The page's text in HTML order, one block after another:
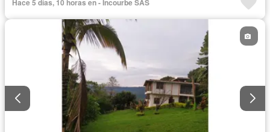
Hace 5 días, 10 horas en - Incourbe SAS